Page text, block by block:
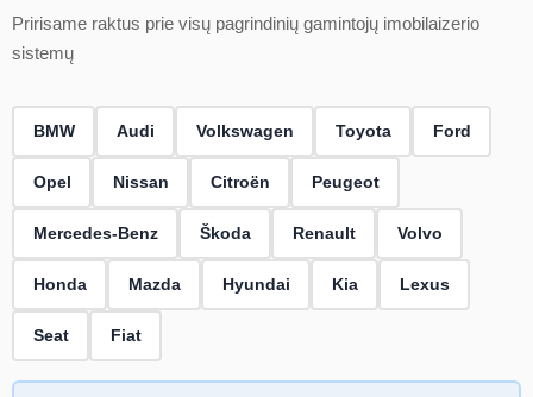
Pririsame raktus prie visų pagrindinių gamintojų imobilaizerio
sistemų
BMW Audi Volkswagen Toyota Ford
Opel Nissan Citroën Peugeot
Mercedes-Benz Škoda Renault Volvo
Honda Mazda Hyundai Kia Lexus
Seat Fiat